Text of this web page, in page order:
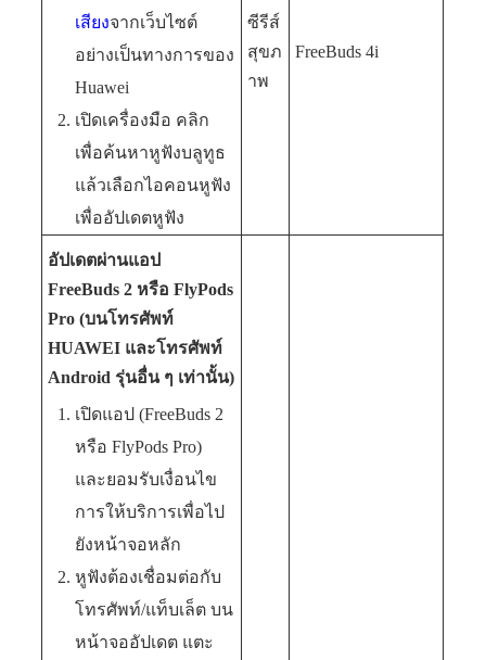
เสียงจากเว็บไซต์
อย่างเป็นทางการของ
Huawei
เปิดเครื่องมือ คลิก
เพื่อค้นหาหูฟังบลูทูธ
แล้วเลือกไอคอนหูฟัง
เพื่ออัปเดตหูฟัง
ซีรีส์
สุขภ
าพ
FreeBuds 4i
อัปเดตผ่านแอป
FreeBuds 2 หรือ FlyPods
Pro (บนโทรศัพท์
HUAWEI และโทรศัพท์
Android รุ่นอื่น ๆ เท่านั้น)
เปิดแอป (FreeBuds 2
หรือ FlyPods Pro)
และยอมรับเงื่อนไข
การให้บริการเพื่อไป
ยังหน้าจอหลัก
หูฟังต้องเชื่อมต่อกับ
โทรศัพท์/แท็บเล็ต บน
หน้าจออัปเดต แตะ